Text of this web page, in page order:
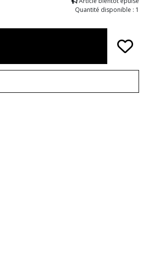
Quantité disponible : 1